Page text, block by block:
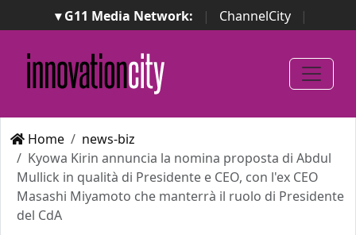
▾ G11 Media Network: | ChannelCity
|
ImpresaCity | SecurityOpenLab | Italian Channel
Awards
Italian Project Awards
Italian Security
Awards
Home
news-biz
Kyowa Kirin annuncia la nomina proposta di Abdul
Mullick in qualità di Presidente e CEO, con l'ex CEO
Masashi Miyamoto che manterrà il ruolo di Presidente
del CdA